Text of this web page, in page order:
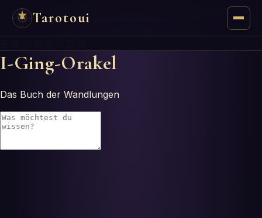
Tarotoui
Tarocchi
Risposte dei Tarocchi
Oracoli
I-Ging-Orakel
Das Buch der Wandlungen